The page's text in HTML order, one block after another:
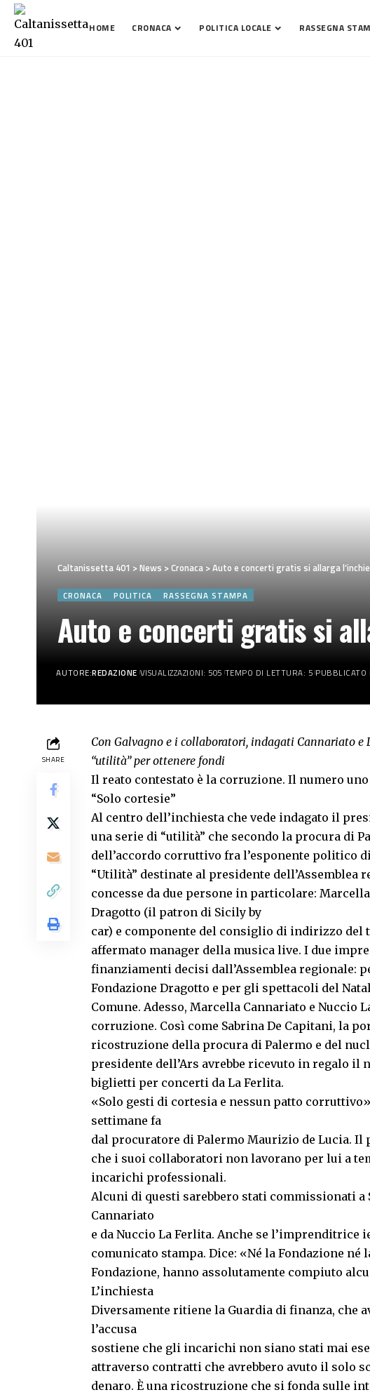
HOME CRONACA POLITICA LOCALE RASSEGNA
Caltanissetta 401 >News >Cronaca >Auto e concerti gratis si allarga
CRONACA POLITICA RASSEGNA STAMPA
Auto e concerti gratis si
AUTORE:REDAZIONE VISUALIZZAZIONI: 505 TEMPO DI LETTURA: 5
SHARE
Con Galvagno e i collaboratori, indagati Cannariato
“utilità” per ottenere fondi
Il reato contestato è la corruzione. Il numero
“Solo cortesie”
Al centro dell’inchiesta che vede indagato il
una serie di “utilità” che secondo la procura di
dell’accordo corruttivo fra l’esponente politico
“Utilità” destinate al presidente dell’Assemblea
concesse da due persone in particolare:
Dragotto (il patron di Sicily by
car) e componente del consiglio di indirizzo del
affermato manager della musica live. I due
finanziamenti decisi dall’Assemblea regionale:
Fondazione Dragotto e per gli spettacoli del
Comune. Adesso, Marcella Cannariato e Nuccio
corruzione. Così come Sabrina De Capitani, la
ricostruzione della procura di Palermo e del
presidente dell’Ars avrebbe ricevuto in regalo il
biglietti per concerti da La Ferlita.
«Solo gesti di cortesia e nessun patto
settimane fa
dal procuratore di Palermo Maurizio de Lucia. Il
che i suoi collaboratori non lavorano per lui a
incarichi professionali.
Alcuni di questi sarebbero stati commissionati
Cannariato
e da Nuccio La Ferlita. Anche se
comunicato stampa. Dice: «Né la Fondazione
Fondazione, hanno assolutamente compiuto
L’inchiesta
Diversamente ritiene la Guardia di finanza, che
l’accusa
sostiene che gli incarichi non siano stati mai
attraverso contratti che avrebbero avuto il solo
denaro. È una ricostruzione che si fonda sulle